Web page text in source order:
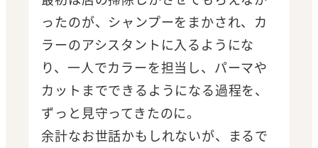
ったのが、シャンプーをまかされ、カ
ラーのアシスタントに入るようにな
り、一人でカラーを担当し、パーマや
カットまでできるようになる過程を、
ずっと見守ってきたのに。
余計なお世話かもしれないが、まるで